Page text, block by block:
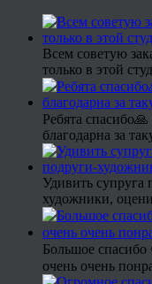
Всем советую
только в этой
Ребята
благодарна за
Удивить супруга
художники,
Большое спасибо
очень очень